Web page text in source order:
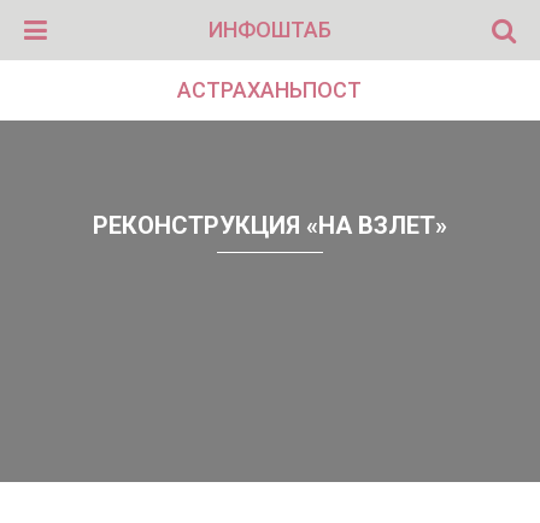
ИНФОШТАБ
АСТРАХАНЬПОСТ
РЕКОНСТРУКЦИЯ «НА ВЗЛЕТ»